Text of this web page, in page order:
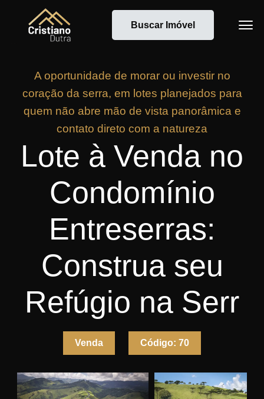
Buscar Imóvel
A oportunidade de morar ou investir no
coração da serra, em lotes planejados para
quem não abre mão de vista panorâmica e
contato direto com a natureza
Lote à Venda no
Condomínio
Entreserras:
Construa seu
Refúgio na Serr
Venda Código: 70